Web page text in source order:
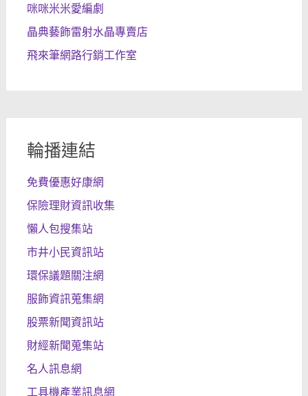
咪咪米米愛編劇
晶典藝飾雷射水晶專賣店
飛來筆網路行銷工作室
輪播連結
免費優惠好康網
保險理財資訊收集
懶人包搜集站
市井小民資訊站
環保議題關注網
服飾資訊蒐集網
股票新聞資訊站
財經新聞蒐集站
名人訊息網
工具機產業訊息網